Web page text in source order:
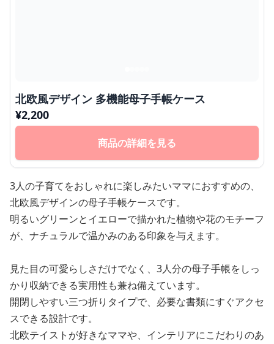
北欧風デザイン 多機能母子手帳ケース
¥2,200
商品の詳細を見る
3人の子育てをおしゃれに楽しみたいママにおすすめの、
北欧風デザインの母子手帳ケースです。
明るいグリーンとイエローで描かれた植物や花のモチーフ
が、ナチュラルで温かみのある印象を与えます。
見た目の可愛らしさだけでなく、3人分の母子手帳をしっ
かり収納できる実用性も兼ね備えています。
開閉しやすい三つ折りタイプで、必要な書類にすぐアクセ
スできる設計です。
北欧テイストが好きなママや、インテリアにこだわりのあ